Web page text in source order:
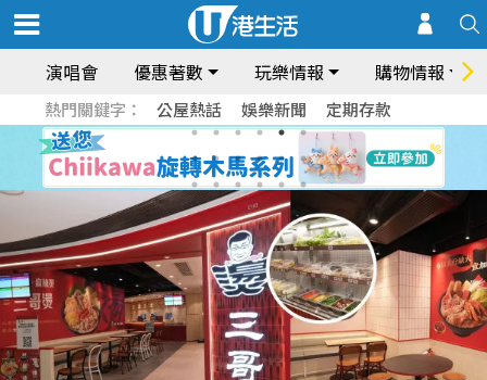
演唱會 優惠著數 玩樂情報 購物情報
熱門關鍵字： 公屋熱話 娛樂新聞 定期存款